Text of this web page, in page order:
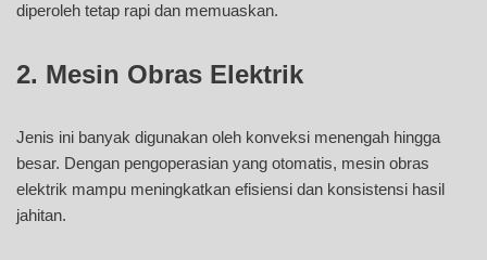
diperoleh tetap rapi dan memuaskan.
2. Mesin Obras Elektrik
Jenis ini banyak digunakan oleh konveksi menengah hingga
besar. Dengan pengoperasian yang otomatis, mesin obras
elektrik mampu meningkatkan efisiensi dan konsistensi hasil
jahitan.